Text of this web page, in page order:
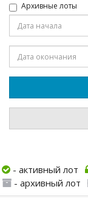
Архивные лоты
- активный лот
- архивный лот